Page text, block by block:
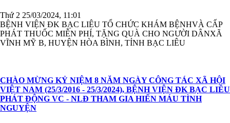
Thứ 2 25/03/2024, 11:01
BỆNH VIỆN ĐK BẠC LIÊU TỔ CHỨC KHÁM BỆNHVÀ CẤP
PHÁT THUỐC MIỄN PHÍ, TẶNG QUÀ CHO NGƯỜI DÂNXÃ
VĨNH MỸ B, HUYỆN HÒA BÌNH, TỈNH BẠC LIÊU
CHÀO MỪNG KỶ NIỆM 8 NĂM NGÀY CÔNG TÁC XÃ HỘI
VIỆT NAM (25/3/2016 - 25/3/2024), BỆNH VIỆN ĐK BẠC LIÊU
PHÁT ĐỘNG VC - NLĐ THAM GIA HIẾN MÁU TÌNH
NGUYỆN